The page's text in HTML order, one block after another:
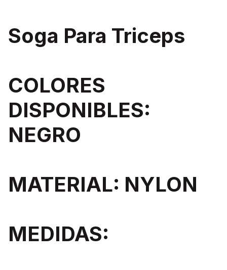
Soga Para Triceps
COLORES
DISPONIBLES:
NEGRO
MATERIAL: NYLON
MEDIDAS: